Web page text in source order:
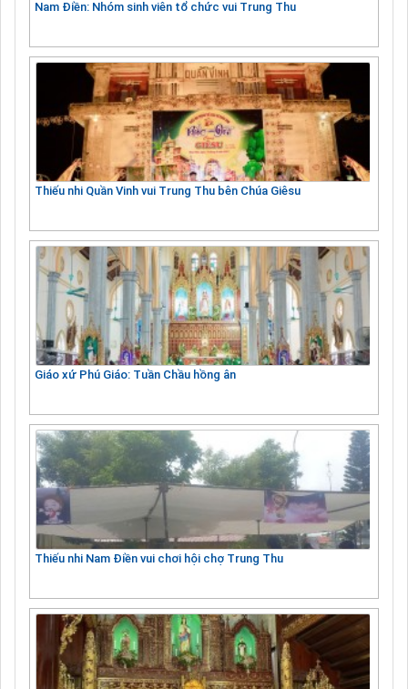
Nam Điền: Nhóm sinh viên tổ chức vui Trung Thu
Thiếu nhi Quần Vinh vui Trung Thu bên Chúa Giêsu
Giáo xứ Phú Giáo: Tuần Chầu hồng ân
Thiếu nhi Nam Điền vui chơi hội chợ Trung Thu